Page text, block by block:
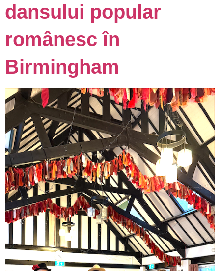
dansului popular
românesc în
Birmingham